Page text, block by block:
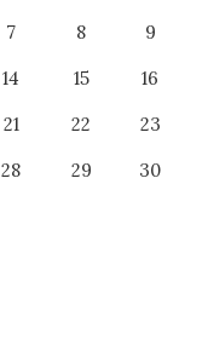
7 8
9
14 15
16
21 22
23
28 29
30